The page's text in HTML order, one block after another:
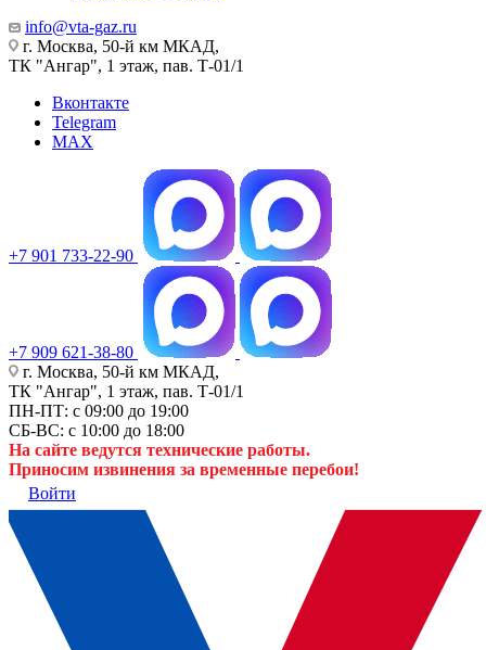
info@vta-gaz.ru
г. Москва, 50-й км МКАД,
ТК "Ангар", 1 этаж, пав. Т-01/1
Вконтакте
Telegram
MAX
+7 901 733-22-90
+7 909 621-38-80
г. Москва, 50-й км МКАД,
ТК "Ангар", 1 этаж, пав. Т-01/1
ПН-ПТ: с 09:00 до 19:00
СБ-ВС: с 10:00 до 18:00
На сайте ведутся технические работы.
Приносим извинения за временные перебои!
Войти